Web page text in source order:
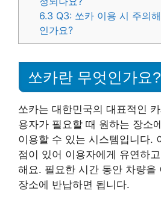
6.3 Q3: 쏘카 이용 시 주의
인가요?
쏘카란 무엇인가요?
쏘카는 대한민국의 대표적인
용자가 필요할 때 원하는 장소
이용할 수 있는 시스템입니다.
점이 있어 이용자에게 유연하
해요. 필요한 시간 동안 차량을
장소에 반납하면 됩니다.